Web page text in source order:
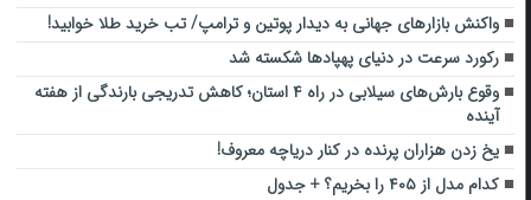
واکنش بازارهای جهانی به دیدار پوتین و ترامپ/ تب خرید طلا خوابید!
رکورد سرعت در دنیای پهپادها شکسته شد
وقوع بارش‌های سیلابی در راه ۴ استان؛ کاهش تدریجی بارندگی از هفته
آینده
یخ زدن هزاران پرنده در کنار دریاچه معروف!
کدام مدل از ۴۰۵ را بخریم؟ + جدول